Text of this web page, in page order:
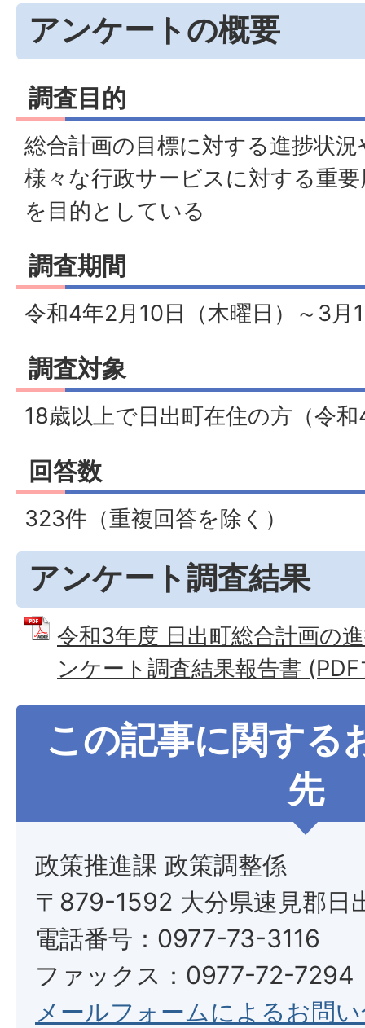
アンケートの概要
調査目的
総合計画の目標に対する進捗状
様々な行政サービスに対する重
を目的としている
調査期間
令和4年2月10日（木曜日）～3月
調査対象
18歳以上で日出町在住の方（令
回答数
323件（重複回答を除く）
アンケート調査結果
令和3年度 日出町総合計画の
ンケート調査結果報告書
この記事に関する
先
政策推進課 政策調整係
〒879-1592 大分県速見郡日
電話番号：0977-73-3116
ファックス：0977-72-7294
メールフォームによるお問